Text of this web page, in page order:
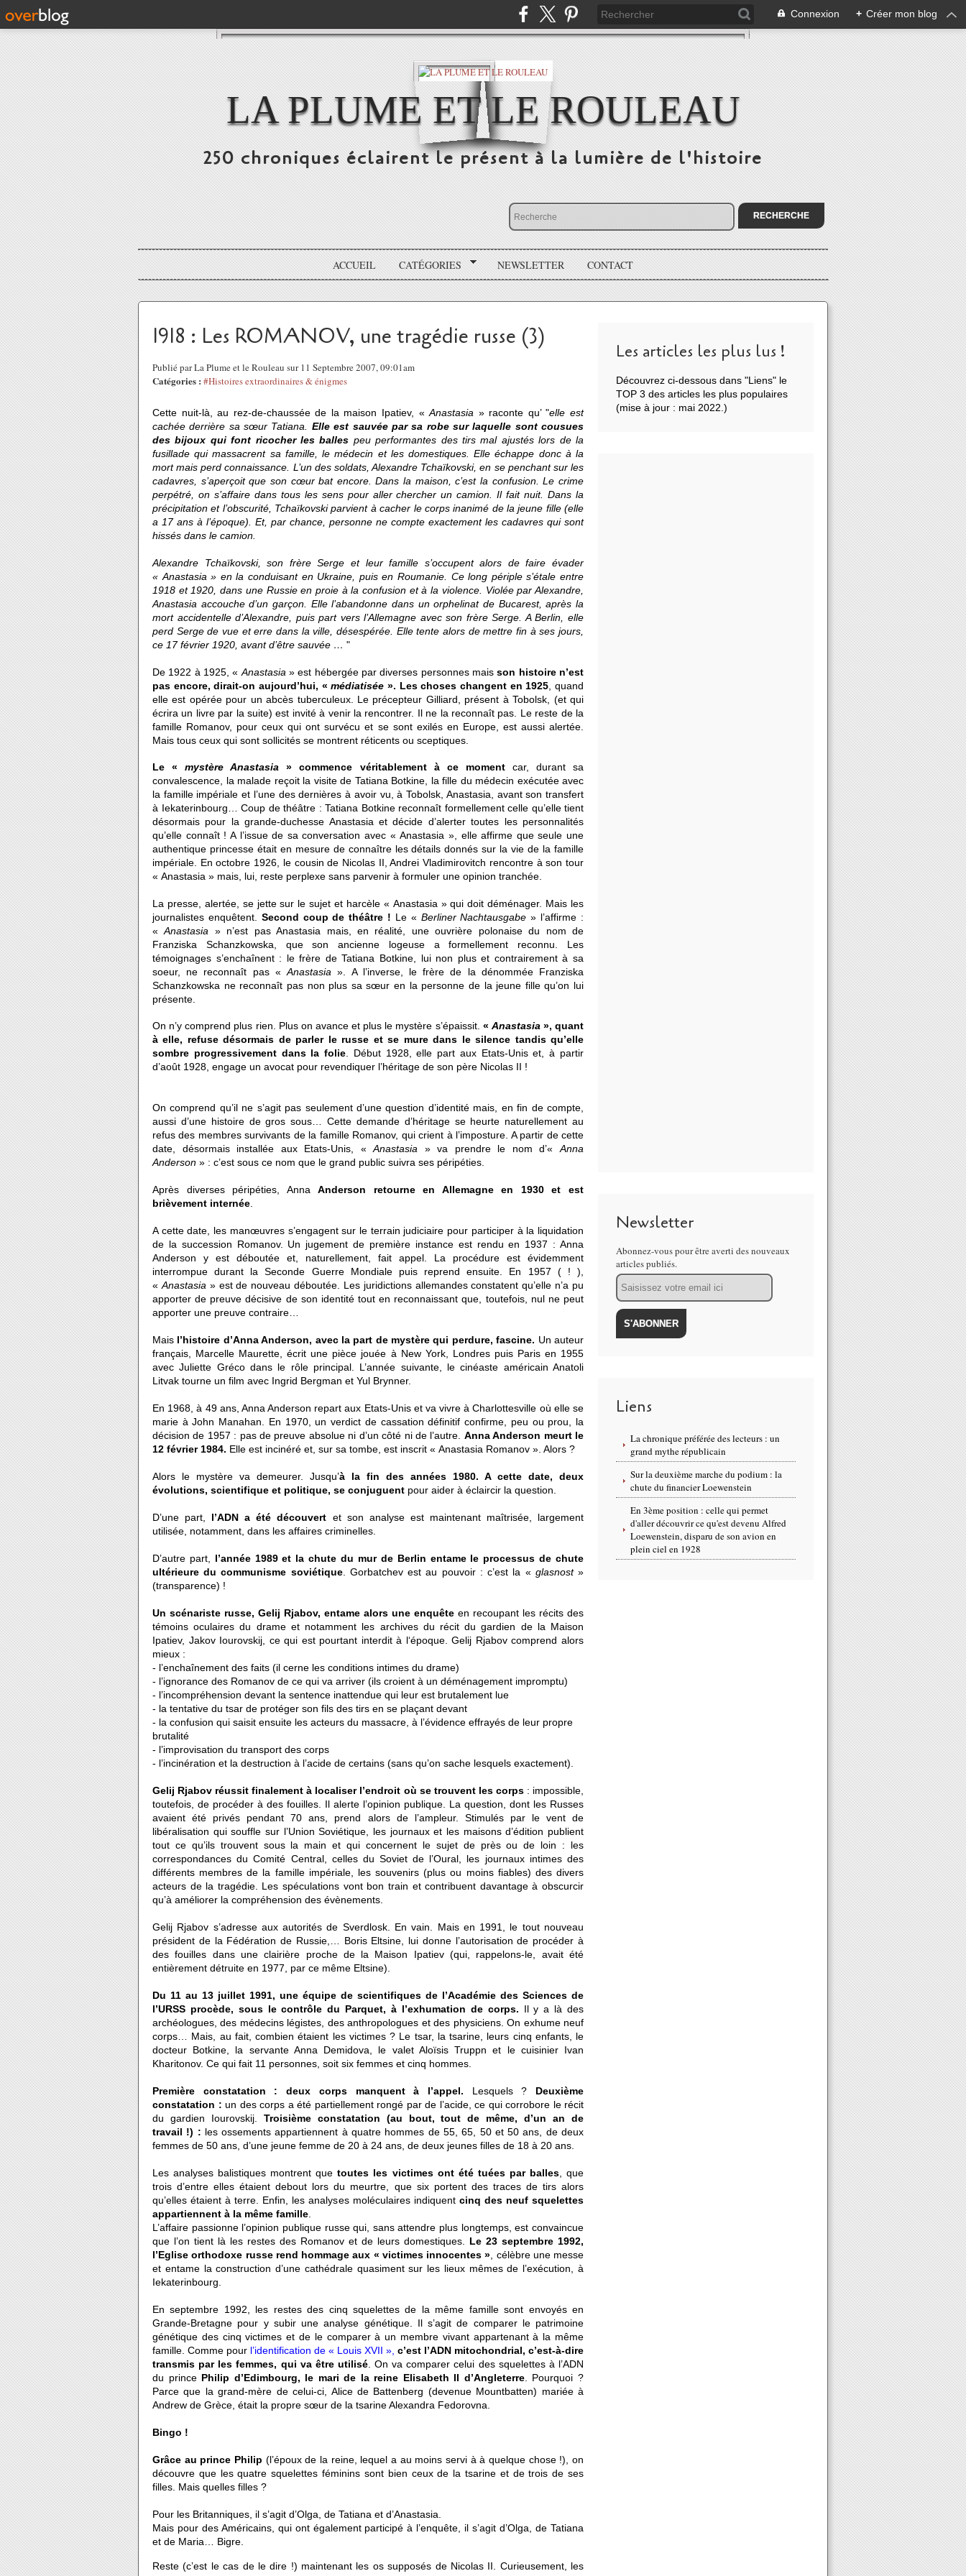
Connexion + Créer mon blog
LA PLUME ET LE ROULEAU
250 chroniques éclairent le présent à la lumière de l'histoire
ACCUEIL CATÉGORIES NEWSLETTER CONTACT
1918 : Les ROMANOV, une tragédie russe (3)
Publié par La Plume et le Rouleau sur 11 Septembre 2007, 09:01am
Catégories : #Histoires extraordinaires & énigmes
Cette nuit-là, au rez-de-chaussée de la maison Ipatiev, «Anastasia » raconte qu’ "elle est
cachée derrière sa sœur Tatiana. Elle est sauvée par sa robe sur laquelle sont cousues
des bijoux qui font ricocher les balles peu performantes des tirs mal ajustés lors de la
fusillade qui massacrent sa famille, le médecin et les domestiques. Elle échappe donc à la
mort mais perd connaissance. L’un des soldats, Alexandre Tchaïkovski, en se penchant sur les
cadavres, s’aperçoit que son cœur bat encore. Dans la maison, c’est la confusion. Le crime
perpétré, on s’affaire dans tous les sens pour aller chercher un camion. Il fait nuit. Dans la
précipitation et l’obscurité, Tchaïkovski parvient à cacher le corps inanimé de la jeune fille (elle
a 17 ans à l’époque). Et, par chance, personne ne compte exactement les cadavres qui sont
hissés dans le camion.
Alexandre Tchaïkovski, son frère Serge et leur famille s’occupent alors de faire évader
« Anastasia » en la conduisant en Ukraine, puis en Roumanie. Ce long périple s’étale entre
1918 et 1920, dans une Russie en proie à la confusion et à la violence. Violée par Alexandre,
Anastasia accouche d’un garçon. Elle l’abandonne dans un orphelinat de Bucarest, après la
mort accidentelle d’Alexandre, puis part vers l’Allemagne avec son frère Serge. A Berlin, elle
perd Serge de vue et erre dans la ville, désespérée. Elle tente alors de mettre fin à ses jours,
ce 17 février 1920, avant d’être sauvée … "
De 1922 à 1925, « Anastasia» est hébergée par diverses personnes maisson histoire n’est
pas encore, dirait-on aujourd’hui, «médiatisée». Les choses changent en 1925 , quand
elle est opérée pour un abcès tuberculeux. Le précepteur Gilliard, présent à Tobolsk, (et qui
écrira un livre par la suite) est invité à venir la rencontrer. Il ne la reconnaît pas. Le reste de la
famille Romanov, pour ceux qui ont survécu et se sont exilés en Europe, est aussi alertée.
Mais tous ceux qui sont sollicités se montrent réticents ou sceptiques.
Le «mystère Anastasia» commence véritablement à ce momentcar, durant sa
convalescence, la malade reçoit la visite de Tatiana Botkine, la fille du médecin exécutée avec
la famille impériale et l’une des dernières à avoir vu, à Tobolsk, Anastasia, avant son transfert
à Iekaterinbourg… Coup de théâtre : Tatiana Botkine reconnaît formellement celle qu’elle tient
désormais pour la grande-duchesse Anastasia et décide d’alerter toutes les personnalités
qu’elle connaît ! A l’issue de sa conversation avec « Anastasia », elle affirme que seule une
authentique princesse était en mesure de connaître les détails donnés sur la vie de la famille
impériale. En octobre 1926, le cousin de Nicolas II, Andrei Vladimirovitch rencontre à son tour
« Anastasia » mais, lui, reste perplexe sans parvenir à formuler une opinion tranchée.
La presse, alertée, se jette sur le sujet et harcèle « Anastasia » qui doit déménager. Mais les
journalistes enquêtent. Second coup de théâtre ! Le « Berliner Nachtausgabe» l’affirme :
«Anastasia » n’est pas Anastasia mais, en réalité, une ouvrière polonaise du nom de
Franziska Schanzkowska, que son ancienne logeuse a formellement reconnu. Les
témoignages s’enchaînent : le frère de Tatiana Botkine, lui non plus et contrairement à sa
soeur, ne reconnaît pas «Anastasia». A l’inverse, le frère de la dénommée Franziska
Schanzkowska ne reconnaît pas non plus sa sœur en la personne de la jeune fille qu’on lui
présente.
On n’y comprend plus rien. Plus on avance et plus le mystère s’épaissit. « Anastasia », quant
à elle, refuse désormais de parler le russe et se mure dans le silence tandis qu’elle
sombre progressivement dans la folie . Début 1928, elle part aux Etats-Unis et, à partir
d’août 1928, engage un avocat pour revendiquer l’héritage de son père Nicolas II !
On comprend qu’il ne s’agit pas seulement d’une question d’identité mais, en fin de compte,
aussi d’une histoire de gros sous… Cette demande d’héritage se heurte naturellement au
refus des membres survivants de la famille Romanov, qui crient à l’imposture. A partir de cette
date, désormais installée aux Etats-Unis, «Anastasia » va prendre le nom d’«Anna
Anderson » : c’est sous ce nom que le grand public suivra ses péripéties.
Après diverses péripéties, AnnaAnderson retourne en Allemagne en 1930 et est
brièvement internée
A cette date, les manœuvres s’engagent sur le terrain judiciaire pour participer à la liquidation
de la succession Romanov. Un jugement de première instance est rendu en 1937 : Anna
Anderson y est déboutée et, naturellement, fait appel. La procédure est évidemment
interrompue durant la Seconde Guerre Mondiale puis reprend ensuite. En 1957 ( ! ),
« Anastasia » est de nouveau déboutée. Les juridictions allemandes constatent qu’elle n’a pu
apporter de preuve décisive de son identité tout en reconnaissant que, toutefois, nul ne peut
apporter une preuve contraire…
Mais l’histoire d’Anna Anderson, avec la part de mystère qui perdure, fascine. Un auteur
français, Marcelle Maurette, écrit une pièce jouée à New York, Londres puis Paris en 1955
avec Juliette Gréco dans le rôle principal. L’année suivante, le cinéaste américain Anatoli
Litvak tourne un film avec Ingrid Bergman et Yul Brynner.
En 1968, à 49 ans, Anna Anderson repart aux Etats-Unis et va vivre à Charlottesville où elle se
marie à John Manahan. En 1970, un verdict de cassation définitif confirme, peu ou prou, la
décision de 1957 : pas de preuve absolue ni d’un côté ni de l’autre. Anna Anderson meurt le
12 février 1984. Elle est incinéré et, sur sa tombe, est inscrit « Anastasia Romanov ». Alors ?
Alors le mystère va demeurer. Jusqu’à
la fin des années 1980. A cette date, deux
évolutions, scientifique et politique, se conjuguent pour aider à éclaircir la question.
D’une part, l’ADN a été découvert et son analyse est maintenant maîtrisée, largement
utilisée, notamment, dans les affaires criminelles.
D’autre part, l’année 1989 et la chute du mur de Berlin entame le processus de chute
ultérieure du communisme soviétique. Gorbatchev est au pouvoir : c’est la « glasnost»
(transparence) !
Un scénariste russe, Gelij Rjabov, entame alors une enquête en recoupant les récits des
témoins oculaires du drame et notamment les archives du récit du gardien de la Maison
Ipatiev, Jakov Iourovskij, ce qui est pourtant interdit à l‘époque. Gelij Rjabov comprend alors
mieux :
- l’enchaînement des faits (il cerne les conditions intimes du drame)
- l’ignorance des Romanov de ce qui va arriver (ils croient à un déménagement impromptu)
- l’incompréhension devant la sentence inattendue qui leur est brutalement lue
- la tentative du tsar de protéger son fils des tirs en se plaçant devant
- la confusion qui saisit ensuite les acteurs du massacre, à l’évidence effrayés de leur propre
brutalité
- l’improvisation du transport des corps
- l’incinération et la destruction à l’acide de certains (sans qu’on sache lesquels exactement).
Gelij Rjabov réussit finalement à localiser l’endroit où se trouvent les corps: impossible,
toutefois, de procéder à des fouilles. Il alerte l’opinion publique. La question, dont les Russes
avaient été privés pendant 70 ans, prend alors de l’ampleur. Stimulés par le vent de
libéralisation qui souffle sur l’Union Soviétique, les journaux et les maisons d’édition publient
tout ce qu’ils trouvent sous la main et qui concernent le sujet de près ou de loin : les
correspondances du Comité Central, celles du Soviet de l’Oural, les journaux intimes des
différents membres de la famille impériale, les souvenirs (plus ou moins fiables) des divers
acteurs de la tragédie. Les spéculations vont bon train et contribuent davantage à obscurcir
qu’à améliorer la compréhension des évènements.
Gelij Rjabov s’adresse aux autorités de Sverdlosk. En vain. Mais en 1991, le tout nouveau
président de la Fédération de Russie,… Boris Eltsine, lui donne l’autorisation de procéder à
des fouilles dans une clairière proche de la Maison Ipatiev (qui, rappelons-le, avait été
entièrement détruite en 1977, par ce même Eltsine).
Du 11 au 13 juillet 1991, une équipe de scientifiques de l’Académie des Sciences de
l’URSS procède, sous le contrôle du Parquet, à l’exhumation de corps. Il y a là des
archéologues, des médecins légistes, des anthropologues et des physiciens. On exhume neuf
corps… Mais, au fait, combien étaient les victimes ? Le tsar, la tsarine, leurs cinq enfants, le
docteur Botkine, la servante Anna Demidova, le valet Aloïsis Truppn et le cuisinier Ivan
Kharitonov. Ce qui fait 11 personnes, soit six femmes et cinq hommes.
Première constatation : deux corps manquent à l’appel. Lesquels ? Deuxième
constatation : un des corps a été partiellement rongé par de l’acide, ce qui corrobore le récit
du gardien Iourovskij. Troisième constatation (au bout, tout de même, d’un an de
travail !) : les ossements appartiennent à quatre hommes de 55, 65, 50 et 50 ans, de deux
femmes de 50 ans, d’une jeune femme de 20 à 24 ans, de deux jeunes filles de 18 à 20 ans.
Les analyses balistiques montrent quetoutes les victimes ont été tuées par balles, que
trois d’entre elles étaient debout lors du meurtre, que six portent des traces de tirs alors
qu’elles étaient à terre. Enfin, les analyses moléculaires indiquent cinq des neuf squelettes
appartiennent à la même famille
L’affaire passionne l’opinion publique russe qui, sans attendre plus longtemps, est convaincue
que l’on tient là les restes des Romanov et de leurs domestiques. Le 23 septembre 1992,
l’Eglise orthodoxe russe rend hommage aux « victimes innocentes » , célèbre une messe
et entame la construction d’une cathédrale quasiment sur les lieux mêmes de l’exécution, à
Iekaterinbourg.
En septembre 1992, les restes des cinq squelettes de la même famille sont envoyés en
Grande-Bretagne pour y subir une analyse génétique. Il s’agit de comparer le patrimoine
génétique des cinq victimes et de le comparer à un membre vivant appartenant à la même
famille. Comme pour l’identification de « Louis XVII », c’est l’ADN mitochondrial, c’est-à-dire
transmis par les femmes, qui va être utilisé. On va comparer celui des squelettes à l’ADN
du prince Philip d’Edimbourg, le mari de la reine Elisabeth II d’Angleterre. Pourquoi ?
Parce que la grand-mère de celui-ci, Alice de Battenberg (devenue Mountbatten) mariée à
Andrew de Grèce, était la propre sœur de la tsarine Alexandra Fedorovna.
Bingo !
Grâce au prince Philip (l’époux de la reine, lequel a au moins servi à à quelque chose !), on
découvre que les quatre squelettes féminins sont bien ceux de la tsarine et de trois de ses
filles. Mais quelles filles ?
Pour les Britanniques, il s’agit d’Olga, de Tatiana et d’Anastasia.
Mais pour des Américains, qui ont également participé à l’enquête, il s’agit d’Olga, de Tatiana
et de Maria… Bigre.
Reste (c’est le cas de le dire !) maintenant les os supposés de Nicolas II. Curieusement, les
Les articles les plus lus !
Découvrez ci-dessous dans "Liens" le
TOP 3 des articles les plus populaires
(mise à jour : mai 2022.)
Newsletter
Abonnez-vous pour être averti des nouveaux
articles publiés.
Email
Liens
La chronique préférée des lecteurs : un
grand mythe républicain
Sur la deuxième marche du podium : la
chute du financier Loewenstein
En 3ème position : celle qui permet
d'aller découvrir ce qu'est devenu Alfred
Loewenstein, disparu de son avion en
plein ciel en 1928